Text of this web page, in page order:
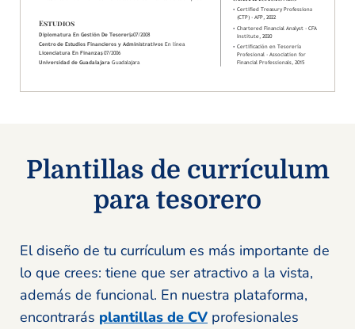
Plantillas de currículum
para tesorero
El diseño de tu currículum es más importante de
lo que crees: tiene que ser atractivo a la vista,
además de funcional. En nuestra plataforma,
encontrarás plantillas de CV profesionales